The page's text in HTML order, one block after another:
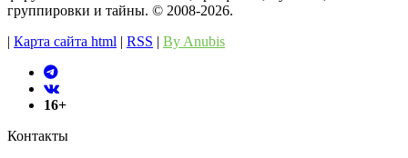
группировки и тайны. ©️ 2008-2026.
| Карта сайта html | RSS | By Anubis
16+
Контакты